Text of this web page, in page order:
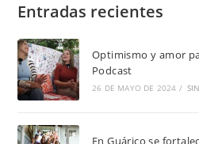
Entradas recientes
Optimismo y amor
Podcast
26 DE MAYO DE 2024 /
En Guárico se